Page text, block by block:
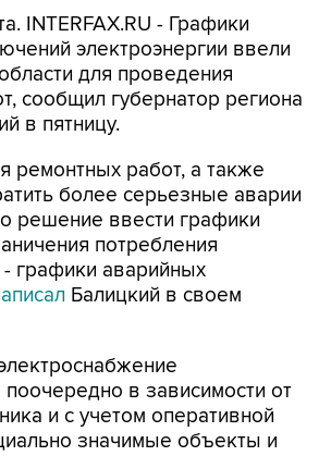
INTERFAX.RU - Графики
электроэнергии ввели
для проведения
сообщил губернатор региона
в пятницу.
ремонтных работ, а также
более серьезные аварии
решение ввести графики
потребления
- графики аварийных
Балицкий в своем
поочередно в зависимости от
и с учетом оперативной
значимые объекты и